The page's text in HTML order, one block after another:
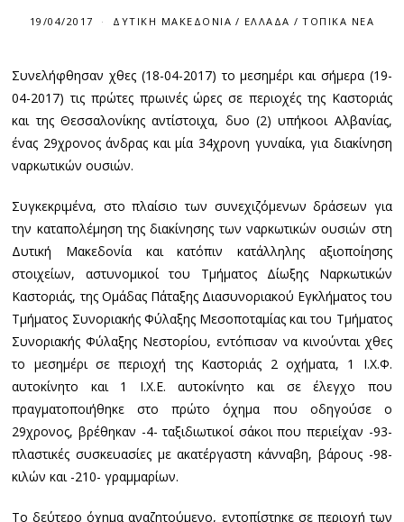
19/04/2017 ΔΥΤΙΚΉ ΜΑΚΕΔΟΝΊΑ / ΕΛΛΆΔΑ / ΤΟΠΙΚΆ ΝΈΑ
Συνελήφθησαν χθες (18-04-2017) το μεσημέρι και σήμερα (19-
04-2017) τις πρώτες πρωινές ώρες σε περιοχές της Καστοριάς
και της Θεσσαλονίκης αντίστοιχα, δυο (2) υπήκοοι Αλβανίας,
ένας 29χρονος άνδρας και μία 34χρονη γυναίκα, για διακίνηση
ναρκωτικών ουσιών.
Συγκεκριμένα, στο πλαίσιο των συνεχιζόμενων δράσεων για
την καταπολέμηση της διακίνησης των ναρκωτικών ουσιών στη
Δυτική Μακεδονία και κατόπιν κατάλληλης αξιοποίησης
στοιχείων, αστυνομικοί του Τμήματος Δίωξης Ναρκωτικών
Καστοριάς, της Ομάδας Πάταξης Διασυνοριακού Εγκλήματος του
Τμήματος Συνοριακής Φύλαξης Μεσοποταμίας και του Τμήματος
Συνοριακής Φύλαξης Νεστορίου, εντόπισαν να κινούνται χθες
το μεσημέρι σε περιοχή της Καστοριάς 2 οχήματα, 1 Ι.Χ.Φ.
αυτοκίνητο και 1 Ι.Χ.Ε. αυτοκίνητο και σε έλεγχο που
πραγματοποιήθηκε στο πρώτο όχημα που οδηγούσε ο
29χρονος, βρέθηκαν -4- ταξιδιωτικοί σάκοι που περιείχαν -93-
πλαστικές συσκευασίες με ακατέργαστη κάνναβη, βάρους -98-
κιλών και -210- γραμμαρίων.
Το δεύτερο όχημα αναζητούμενο, εντοπίστηκε σε περιοχή των